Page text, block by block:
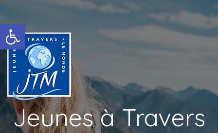
Ouvrir la barre d’outils
Jeunes à Travers